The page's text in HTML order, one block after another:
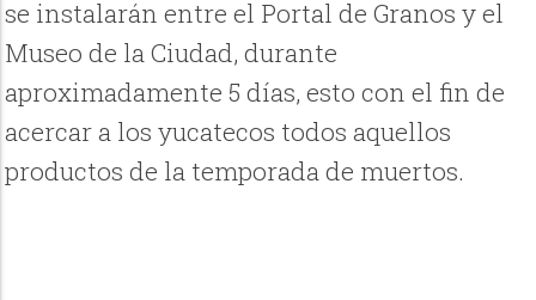
se instalarán entre el Portal de Granos y el
Museo de la Ciudad, durante
aproximadamente 5 días, esto con el fin de
acercar a los yucatecos todos aquellos
productos de la temporada de muertos.